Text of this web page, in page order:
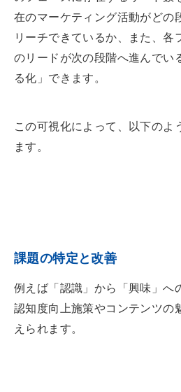
在のマーケティング活動がどの
リーチできているか、また、各
のリードが次の段階へ進んでい
る化」できます。
この可視化によって、以下のよ
ます。
課題の特定と改善
例えば「認識」から「興味」へ
認知度向上施策やコンテンツの
えられます。